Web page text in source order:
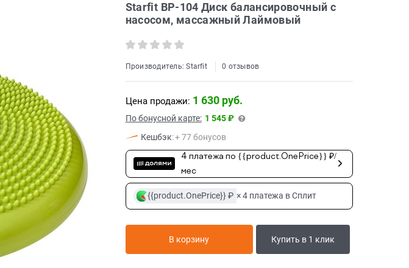
Starfit BP-104 Диск балансировочный с
насосом, массажный Лаймовый
Производитель:Starfit 0 отзывов
Цена продажи: 1 630 руб.
По бонусной карте: 1 545 ₽
Кешбэк:+ 77 бонусов
4 платежа по {{product.OnePrice}} ₽/
мес
{{product.OnePrice}} ₽ × 4 платежа в Сплит
В корзину Купить в 1 клик